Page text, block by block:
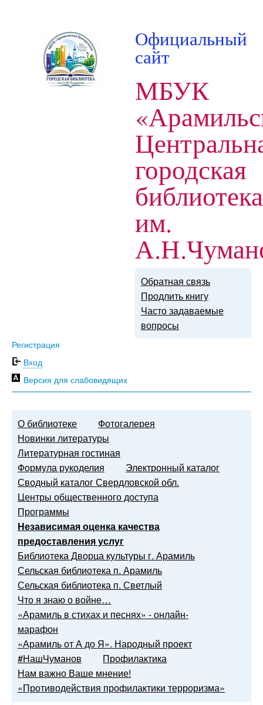
Официальный
сайт
МБУК
городская
библиотека
им.
Обратная связь
Продлить книгу
Часто задаваемые
вопросы
Регистрация
Вход
Версия для слабовидящих
О библиотеке
Фотогалерея
Новинки литературы
Литературная гостиная
Формула рукоделия
Электронный каталог
Сводный каталог Свердловской обл.
Центры общественного доступа
Программы
Независимая оценка качества
предоставления услуг
Библиотека Дворца культуры г. Арамиль
Сельская библиотека п. Арамиль
Сельская библиотека п. Светлый
Что я знаю о войне…
«Арамиль в стихах и песнях» - онлайн-
марафон
«Арамиль от А до Я». Народный проект
#НашЧуманов
Профилактика
Нам важно Ваше мнение!
«Противодействия профилактики терроризма»